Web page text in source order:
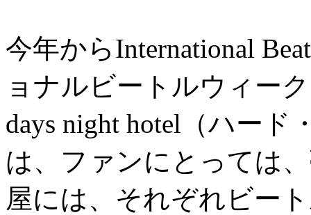
今年からInternational
ョナルビートルウィー
days night hotel（ハー
は、ファンにとっては
屋には、それぞれビー